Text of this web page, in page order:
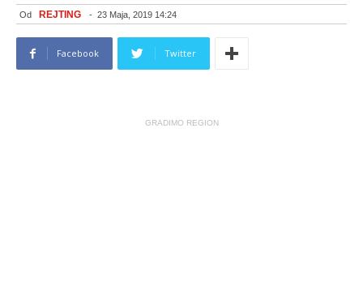
Od REJTING - 23 Maja, 2019 14:24
Facebook Twitter
GRADIMO REGION